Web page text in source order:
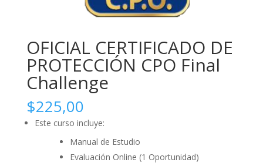
OFICIAL CERTIFICADO DE
PROTECCIÓN CPO Final
Challenge
$225,00
Este curso incluye:
Manual de Estudio
Evaluación Online (1 Oportunidad)